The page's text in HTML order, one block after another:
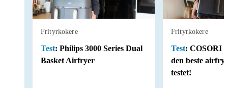
Frityrkokere
Test: Philips 3000 Series Dual
Basket Airfryer
Frityrkokere
Test: COSORI
den beste
testet!